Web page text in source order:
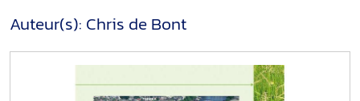
Auteur(s): Chris de Bont